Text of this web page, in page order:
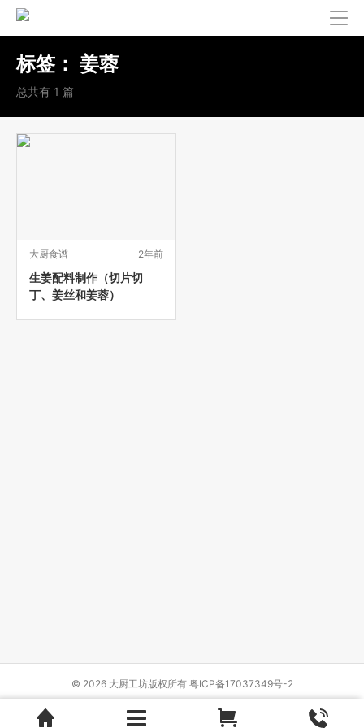
标签： 姜蓉
总共有 1 篇
大厨食谱 2年前
生姜配料制作（切片切
丁、姜丝和姜蓉）
© 2026 大厨工坊版权所有 粤ICP备17037349号-2